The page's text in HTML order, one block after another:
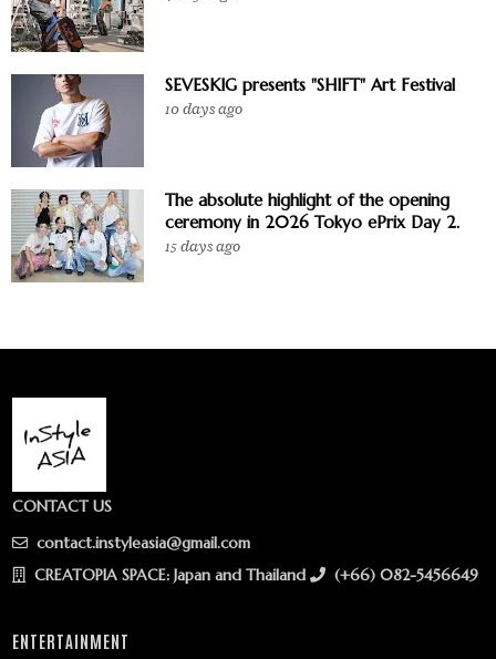
SEVESKIG presents "SHIFT" Art Festival
10 days ago
The absolute highlight of the opening
ceremony in 2026 Tokyo ePrix Day 2.
15 days ago
CONTACT US
contact.instyleasia@gmail.com
CREATOPIA SPACE: Japan and Thailand
(+66) 082-5456649
ENTERTAINMENT